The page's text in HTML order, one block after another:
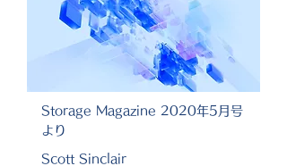
Storage Magazine 2020年5月号
より
Scott Sinclair